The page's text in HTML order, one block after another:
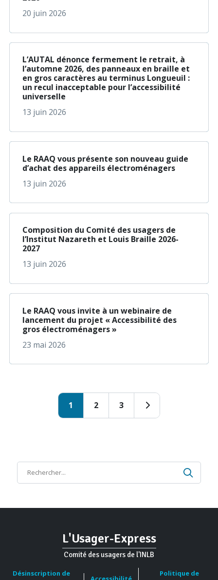
20 juin 2026
L’AUTAL dénonce fermement le retrait, à
l’automne 2026, des panneaux en braille et
en gros caractères au terminus Longueuil :
un recul inacceptable pour l’accessibilité
universelle
13 juin 2026
En savoir plusà propos de
Le RAAQ vous présente son nouveau guide
d’achat des appareils électroménagers
13 juin 2026
En savoir plusà propos de Le
Composition du Comité des usagers de
l’Institut Nazareth et Louis Braille 2026-
2027
13 juin 2026
En savoir plusà propos de
Le RAAQ vous invite à un webinaire de
lancement du projet « Accessibilité des
gros électroménagers »
23 mai 2026
En savoir plusà propos de Le
Page
1
Page
2
Page
3
Page suivante
Recherche
L'Usager-Express
Comité des usagers de l'INLB
Désinscription de
Politique de